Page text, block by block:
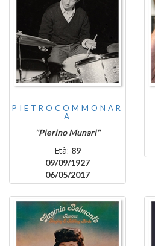
PIETROCOMMONAR
A
"Pierino Munari"
Età: 89
09/09/1927
06/05/2017